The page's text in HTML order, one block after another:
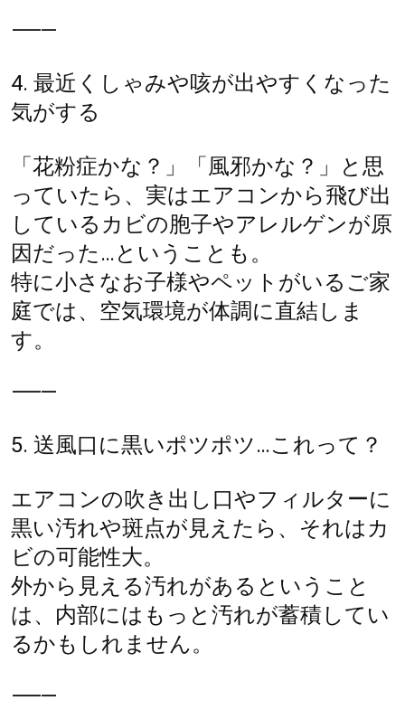
⸻
4. 最近くしゃみや咳が出やすくなった
気がする
「花粉症かな？」「風邪かな？」と思
っていたら、実はエアコンから飛び出
しているカビの胞子やアレルゲンが原
因だった…ということも。
特に小さなお子様やペットがいるご家
庭では、空気環境が体調に直結しま
す。
⸻
5. 送風口に黒いポツポツ…これって？
エアコンの吹き出し口やフィルターに
黒い汚れや斑点が見えたら、それはカ
ビの可能性大。
外から見える汚れがあるということ
は、内部にはもっと汚れが蓄積してい
るかもしれません。
⸻